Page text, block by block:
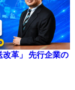
革」 先行企業の